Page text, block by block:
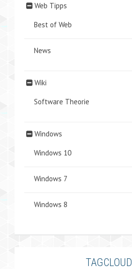
Web Tipps
Best of Web
News
Wiki
Software Theorie
Windows
Windows 10
Windows 7
Windows 8
TAGCLOUD